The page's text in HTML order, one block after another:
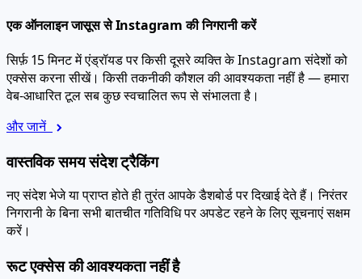
एक ऑनलाइन जासूस से Instagram की निगरानी करें
सिर्फ़ 15 मिनट में एंड्रॉयड पर किसी दूसरे व्यक्ति के Instagram संदेशों को
एक्सेस करना सीखें। किसी तकनीकी कौशल की आवश्यकता नहीं है — हमारा
वेब-आधारित टूल सब कुछ स्वचालित रूप से संभालता है।
और जानें
वास्तविक समय संदेश ट्रैकिंग
नए संदेश भेजे या प्राप्त होते ही तुरंत आपके डैशबोर्ड पर दिखाई देते हैं। निरंतर
निगरानी के बिना सभी बातचीत गतिविधि पर अपडेट रहने के लिए सूचनाएं सक्षम
करें।
रूट एक्सेस की आवश्यकता नहीं है